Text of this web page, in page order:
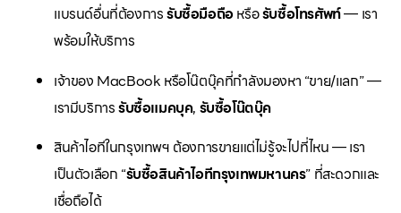
แบรนด์อื่นที่ต้องการรับซื้อมือถือหรือรับซื้อโทรศัพท์— เรา
พร้อมให้บริการ
เจ้าของ MacBook หรือโน๊ตบุ๊คที่กำลังมองหา “ขาย/แลก” —
เรามีบริการรับซื้อแมคบุค, รับซื้อโน๊ตบุ๊ค
สินค้าไอทีในกรุงเทพฯ ต้องการขายแต่ไม่รู้จะไปที่ไหน — เรา
เป็นตัวเลือก “รับซื้อสินค้าไอทีกรุงเทพมหานคร” ที่สะดวกและ
เชื่อถือได้